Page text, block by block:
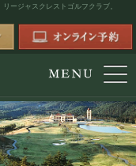
リージャスクレストゴルフクラブ。